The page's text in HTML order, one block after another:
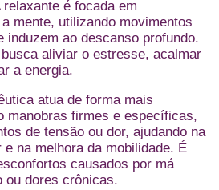
é focada em
mente, utilizando movimentos
induzem ao descanso profundo.
aliviar o estresse, acalmar
a energia.
atua de forma mais
manobras firmes e específicas,
de tensão ou dor, ajudando na
na melhora da mobilidade. É
causados por má
ou dores crônicas.